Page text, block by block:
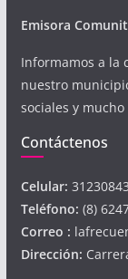
Emisora
Informamos a la
nuestro
sociales y mucho
Contáctenos
Celular:
Teléfono: (8)
Correo :
Dirección: